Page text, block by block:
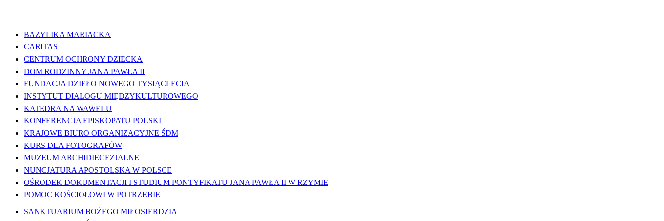
BAZYLIKA MARIACKA
CARITAS
CENTRUM OCHRONY DZIECKA
DOM RODZINNY JANA PAWŁA II
FUNDACJA DZIEŁO NOWEGO TYSIĄCLECIA
INSTYTUT DIALOGU MIĘDZYKULTUROWEGO
KATEDRA NA WAWELU
KONFERENCJA EPISKOPATU POLSKI
KRAJOWE BIURO ORGANIZACYJNE ŚDM
KURS DLA FOTOGRAFÓW
MUZEUM ARCHIDIECEZJALNE
NUNCJATURA APOSTOLSKA W POLSCE
OŚRODEK DOKUMENTACJI I STUDIUM PONTYFIKATU JANA PAWŁA II W RZYMIE
POMOC KOŚCIOŁOWI W POTRZEBIE
SANKTUARIUM BOŻEGO MIŁOSIERDZIA